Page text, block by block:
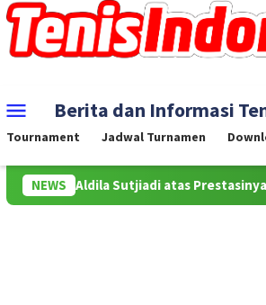
Skip
to
content
Mobile
Menu
Berita dan Informasi
Tournament Jadwal Turnamen
NEWS
Aldila Sutjiadi atas Prestasinya